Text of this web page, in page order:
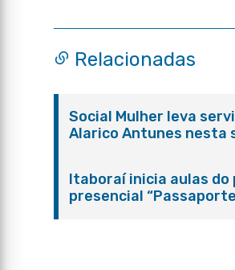
Relacionadas
Social Mulher leva
Alarico Antunes
Itaboraí inicia aulas
presencial